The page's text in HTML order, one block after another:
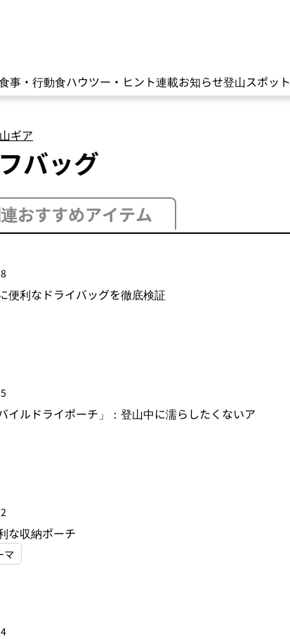
事・行動食ハウツー・ヒント連載お知らせ登山スポット
ギア
バッグ
おすすめアイテム
便利なドライバッグを徹底検証
イルドライポーチ」：登山中に濡らしたくないア
な収納ポーチ
マ